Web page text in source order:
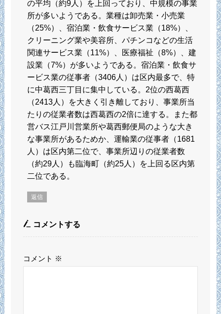
の平均（約9人）を上回っており、中規模の事業
所が多いようである。業種は卸売業・小売業
（25%）、宿泊業・飲食サービス業（18%）、
クリーニング業や美容所、パチンコなどの生活
関連サービス業（11%）、医療福祉（8%）、建
設業（7%）が多いようである。宿泊業・飲食サ
ービス業の従事者（3406人）は区内最多で、特
に中葛西三丁目に集中している。2位の西葛西
（2413人）を大きく引き離しており、事業所当
たりの従業者数は西葛西の2倍に達する。また都
営バス江戸川営業所や葛西郵便局のような大き
な事業所があるためか、運輸業の従事者（1681
人）は区内第二位で、事業所辺りの従業者数
（約29人）も臨海町（約25人）を上回る区内第
二位である。
返信
コメントする
コメント ※